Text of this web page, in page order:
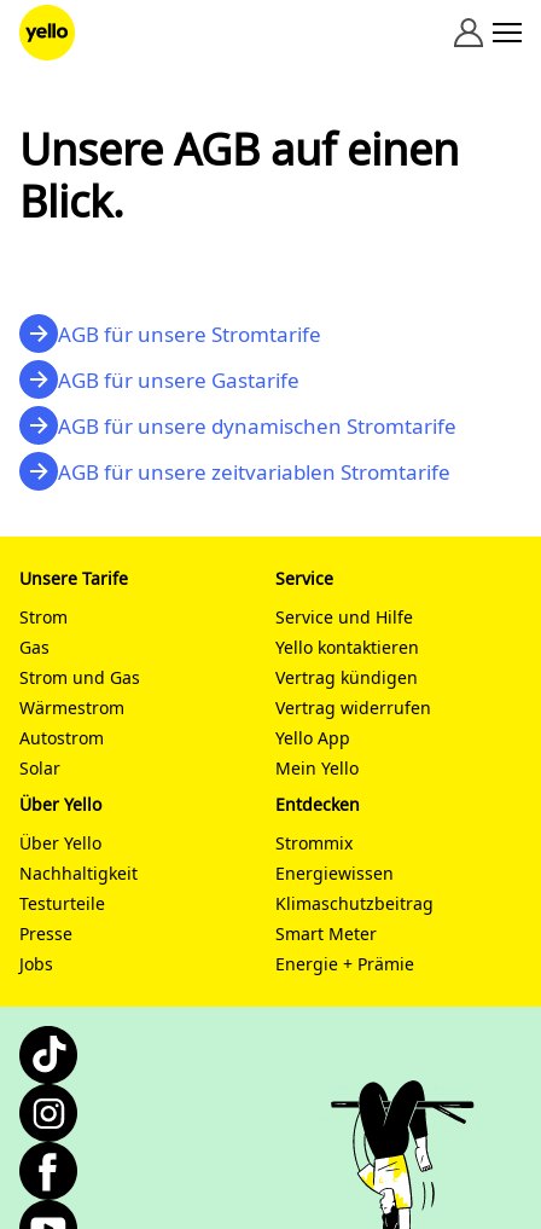
Zum Inhalt springen
Unsere AGB auf einen
Blick.
AGB für unsere Stromtarife
AGB für unsere Gastarife
AGB für unsere dynamischen Stromtarife
AGB für unsere zeitvariablen Stromtarife
Unsere Tarife
Strom
Gas
Strom und Gas
Wärmestrom
Autostrom
Solar
Service
Service und Hilfe
Yello kontaktieren
Vertrag kündigen
Vertrag widerrufen
Yello App
Mein Yello
Über Yello
Über Yello
Nachhaltigkeit
Testurteile
Presse
Jobs
Entdecken
Strommix
Energiewissen
Klimaschutzbeitrag
Smart Meter
Energie + Prämie